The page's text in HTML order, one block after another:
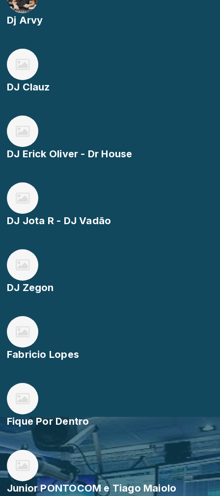
Dj Arvy
DJ Clauz
DJ Erick Oliver - Dr House
DJ Jota R - DJ Vadão
DJ Zegon
Fabricio Lopes
Fique Por Dentro
Junior PONTOCOM e Tiago Maiolo